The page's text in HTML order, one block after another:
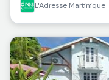
L'Adresse Martinique